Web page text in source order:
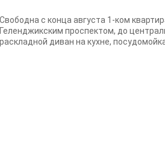
Свободна с конца августа 1-ком
Геленджикским проспектом, до
раскладной диван на кухне,